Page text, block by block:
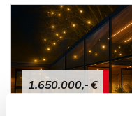
1.650.000,- €